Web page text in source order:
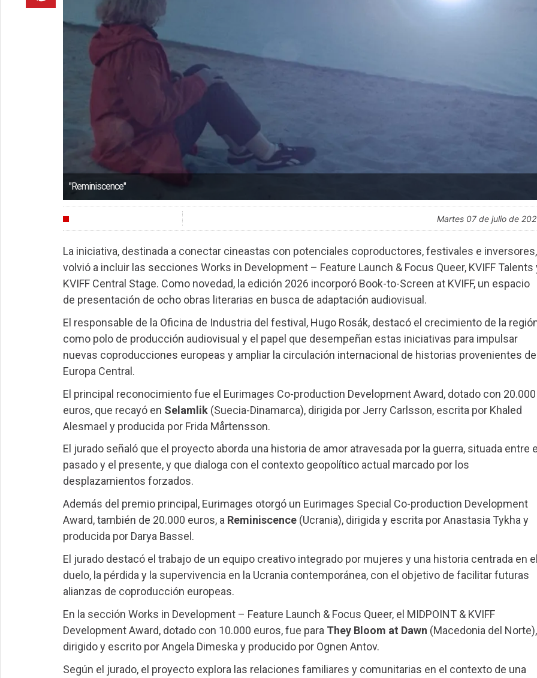
"Reminiscence"
martes 07 de julio de
La iniciativa, destinada a conectar cineastas con potenciales coproductores, festivales e inversores,
volvió a incluir las secciones Works in Development – Feature Launch & Focus Queer, KVIFF Talents
KVIFF Central Stage. Como novedad, la edición 2026 incorporó Book-to-Screen at KVIFF, un espacio
de presentación de ocho obras literarias en busca de adaptación audiovisual.
El responsable de la Oficina de Industria del festival, Hugo Rosák, destacó el crecimiento de la
como polo de producción audiovisual y el papel que desempeñan estas iniciativas para impulsar
nuevas coproducciones europeas y ampliar la circulación internacional de historias provenientes de
Europa Central.
El principal reconocimiento fue el Eurimages Co-production Development Award, dotado con 20.000
euros, que recayó en Selamlik (Suecia-Dinamarca), dirigida por Jerry Carlsson, escrita por Khaled
Alesmael y producida por Frida Mårtensson.
El jurado señaló que el proyecto aborda una historia de amor atravesada por la guerra, situada entre el
pasado y el presente, y que dialoga con el contexto geopolítico actual marcado por los
desplazamientos forzados.
Además del premio principal, Eurimages otorgó un Eurimages Special Co-production Development
Award, también de 20.000 euros, a Reminiscence(Ucrania), dirigida y escrita por Anastasia Tykha y
producida por Darya Bassel.
El jurado destacó el trabajo de un equipo creativo integrado por mujeres y una historia centrada en el
duelo, la pérdida y la supervivencia en la Ucrania contemporánea, con el objetivo de facilitar futuras
alianzas de coproducción europeas.
En la sección Works in Development – Feature Launch & Focus Queer, el MIDPOINT & KVIFF
Development Award, dotado con 10.000 euros, fue para They Bloom at Dawn (Macedonia del Norte),
dirigido y escrito por Angela Dimeska y producido por Ognen Antov.
Según el jurado, el proyecto explora las relaciones familiares y comunitarias en el contexto de una